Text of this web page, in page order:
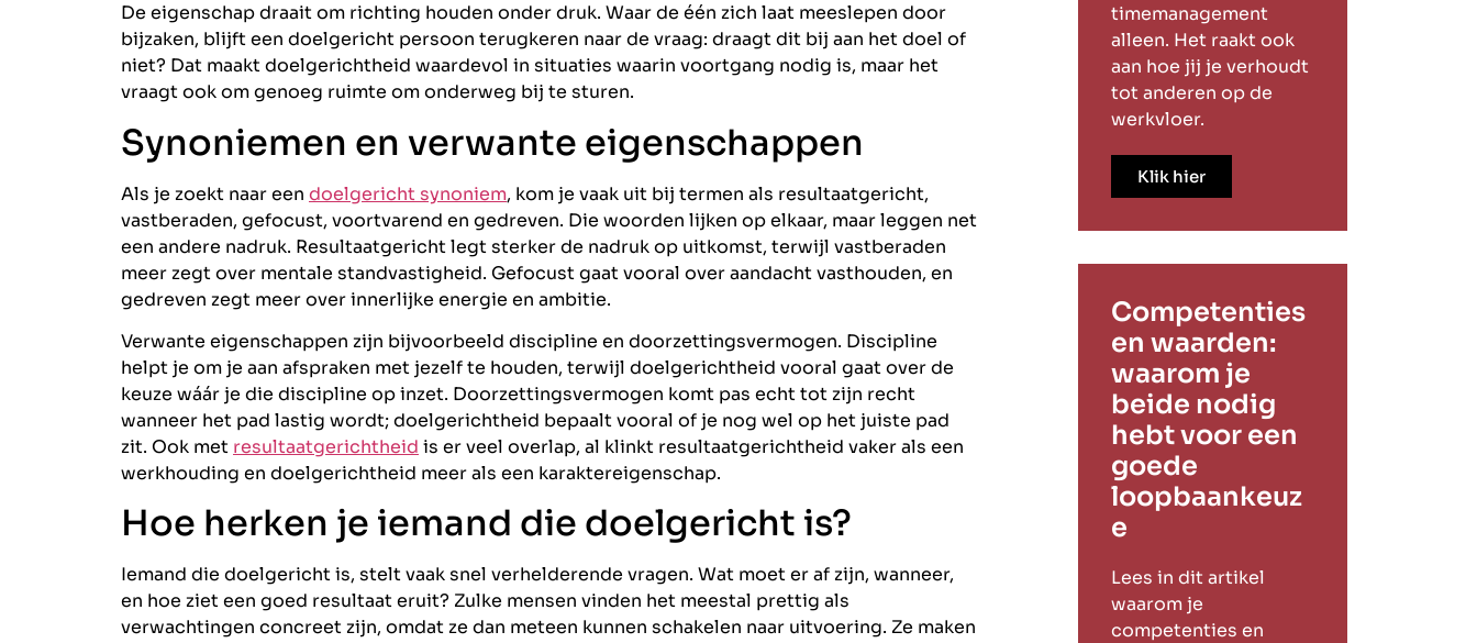
De eigenschap draait om richting houden onder druk. Waar de één zich laat meeslepen door
bijzaken, blijft een doelgericht persoon terugkeren naar de vraag: draagt dit bij aan het doel of
niet? Dat maakt doelgerichtheid waardevol in situaties waarin voortgang nodig is, maar het
vraagt ook om genoeg ruimte om onderweg bij te sturen.
Synoniemen en verwante eigenschappen
Als je zoekt naar een doelgericht synoniem, kom je vaak uit bij termen als resultaatgericht,
vastberaden, gefocust, voortvarend en gedreven. Die woorden lijken op elkaar, maar leggen net
een andere nadruk. Resultaatgericht legt sterker de nadruk op uitkomst, terwijl vastberaden
meer zegt over mentale standvastigheid. Gefocust gaat vooral over aandacht vasthouden, en
gedreven zegt meer over innerlijke energie en ambitie.
Verwante eigenschappen zijn bijvoorbeeld discipline en doorzettingsvermogen. Discipline
helpt je om je aan afspraken met jezelf te houden, terwijl doelgerichtheid vooral gaat over de
keuze wáár je die discipline op inzet. Doorzettingsvermogen komt pas echt tot zijn recht
wanneer het pad lastig wordt; doelgerichtheid bepaalt vooral of je nog wel op het juiste pad
zit. Ook met resultaatgerichtheid is er veel overlap, al klinkt resultaatgerichtheid vaker als een
werkhouding en doelgerichtheid meer als een karaktereigenschap.
Hoe herken je iemand die doelgericht is?
Iemand die doelgericht is, stelt vaak snel verhelderende vragen. Wat moet er af zijn, wanneer,
en hoe ziet een goed resultaat eruit? Zulke mensen vinden het meestal prettig als
verwachtingen concreet zijn, omdat ze dan meteen kunnen schakelen naar uitvoering. Ze maken
timemanagement
alleen. Het raakt ook
aan hoe jij je verhoudt
tot anderen op de
werkvloer.
Klik hier
Competenties
en waarden:
waarom je
beide nodig
hebt voor een
goede
loopbaankeuz
e
Lees in dit artikel
waarom je
competenties en